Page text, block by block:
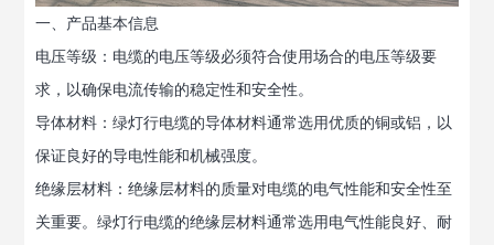
一、产品基本信息
电压等级：电缆的电压等级必须符合使用场合的电压等级要
求，以确保电流传输的稳定性和安全性。
导体材料：绿灯行电缆的导体材料通常选用优质的铜或铝，以
保证良好的导电性能和机械强度。
绝缘层材料：绝缘层材料的质量对电缆的电气性能和安全性至
关重要。绿灯行电缆的绝缘层材料通常选用电气性能良好、耐